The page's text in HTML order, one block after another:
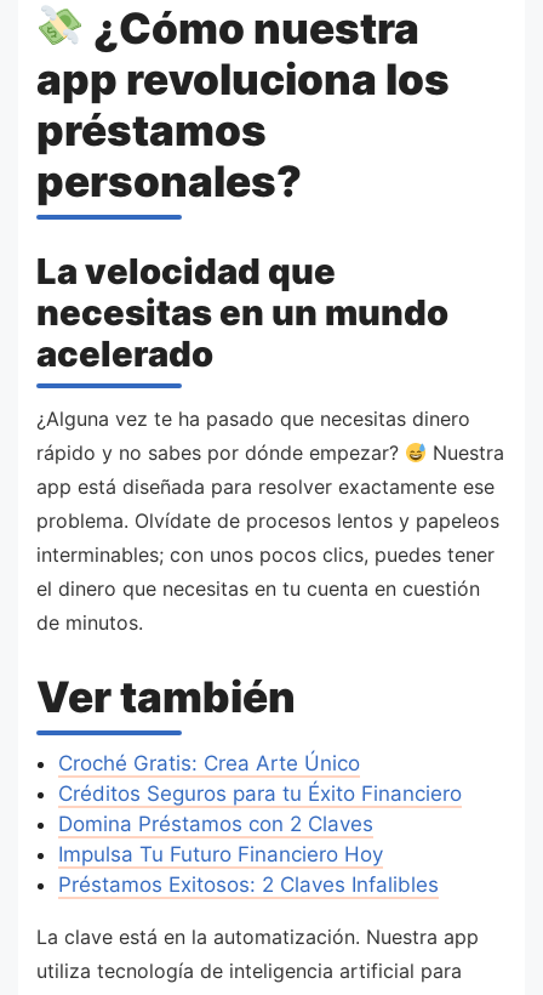
¿Cómo nuestra
app revoluciona los
préstamos
personales?
La velocidad que
necesitas en un mundo
acelerado
¿Alguna vez te ha pasado que necesitas dinero
rápido y no sabes por dónde empezar?
Nuestra
app está diseñada para resolver exactamente ese
problema. Olvídate de procesos lentos y papeleos
interminables; con unos pocos clics, puedes tener
el dinero que necesitas en tu cuenta en cuestión
de minutos.
Ver también
Croché Gratis: Crea Arte Único
Créditos Seguros para tu Éxito Financiero
Domina Préstamos con 2 Claves
Impulsa Tu Futuro Financiero Hoy
Préstamos Exitosos: 2 Claves Infalibles
La clave está en la automatización. Nuestra app
utiliza tecnología de inteligencia artificial para